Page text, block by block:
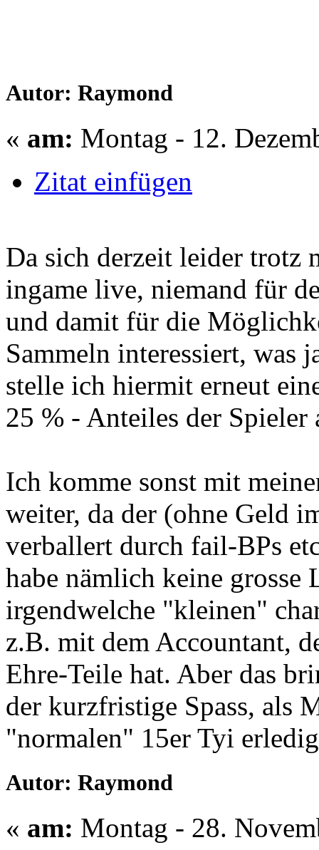
Autor: Raymond
« am: Montag - 12.
Zitat einfügen
Da sich derzeit leider trotz
ingame live, niemand für
und damit für die
Sammeln interessiert, was
stelle ich hiermit erneut
25 % - Anteiles der Spieler
Ich komme sonst mit
weiter, da der (ohne Geld
verballert durch fail-BPs
habe nämlich keine
irgendwelche "kleinen"
z.B. mit dem Accountant,
Ehre-Teile hat. Aber das
der kurzfristige Spass, als
"normalen" 15er Tyi
Autor: Raymond
« am: Montag - 28.